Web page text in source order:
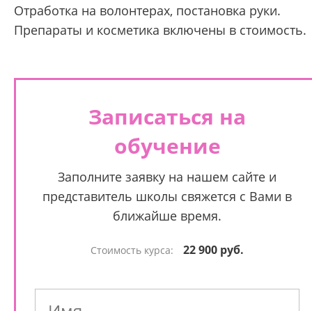
Отработка на волонтерах, постановка руки.
Препараты и косметика включены в стоимость.
Записаться на
обучение
Заполните заявку на нашем сайте и
представитель школы свяжется с Вами в
ближайше время.
Стоимость курса: 22 900 руб.